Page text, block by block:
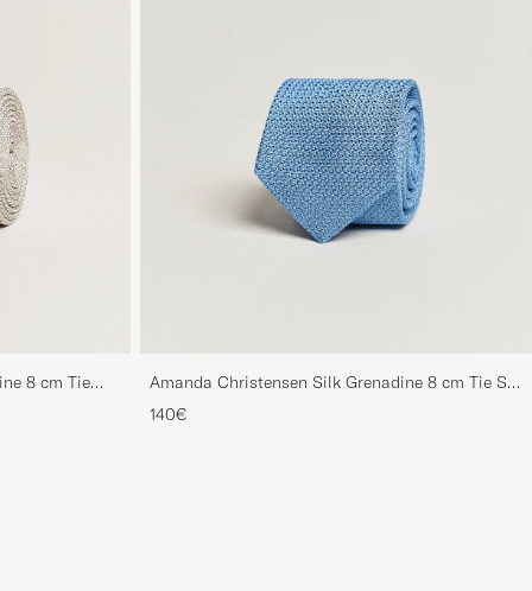
8 cm Tie
Amanda Christensen Silk Grenadine 8 cm Tie Sky
Blue
140€